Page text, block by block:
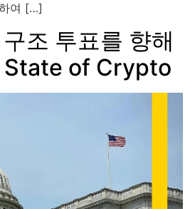
여 […]
조 투표를 향해
State of Crypto